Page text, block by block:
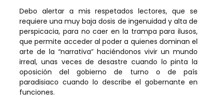
Debo alertar a mis respetados lectores, que se
requiere una muy baja dosis de ingenuidad y alta de
perspicacia, para no caer en la trampa para ilusos,
que permite acceder al poder a quienes dominan el
arte de la “narrativa” haciéndonos vivir un mundo
irreal, unas veces de desastre cuando lo pinta la
oposición del gobierno de turno o de país
paradisiaco cuando lo describe el gobernante en
funciones.